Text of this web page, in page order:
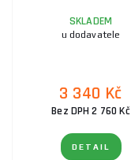
SKLADEM
u dodavatele
3 340 Kč
Bez DPH 2 760 Kč
DETAIL